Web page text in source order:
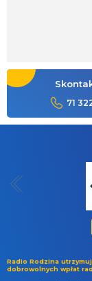
71
Radio Rodzina
dobrowolnych wpłat